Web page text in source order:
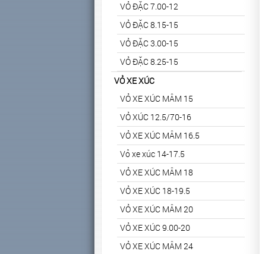
VỎ ĐẶC 7.00-12
VỎ ĐẶC 8.15-15
VỎ ĐẶC 3.00-15
VỎ ĐẶC 8.25-15
VỎ XE XÚC
VỎ XE XÚC MÂM 15
VỎ XÚC 12.5/70-16
VỎ XE XÚC MÂM 16.5
Vỏ xe xúc 14-17.5
VỎ XE XÚC MÂM 18
VỎ XE XÚC 18-19.5
VỎ XE XÚC MÂM 20
VỎ XE XÚC 9.00-20
VỎ XE XÚC MÂM 24